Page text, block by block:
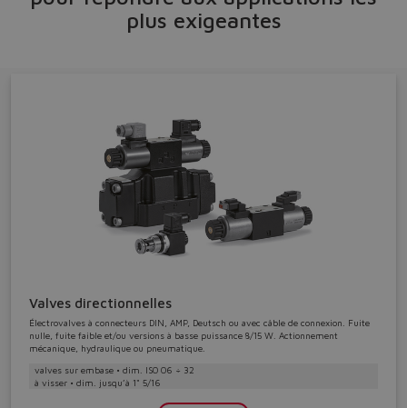
plus exigeantes
Valves directionnelles
Électrovalves à connecteurs DIN, AMP, Deutsch ou avec câble de connexion. Fuite
nulle, fuite faible et/ou versions à basse puissance 8/15 W. Actionnement
mécanique, hydraulique ou pneumatique.
valves sur embase • dim. ISO 06 ÷ 32
à visser • dim. jusqu’à 1" 5/16